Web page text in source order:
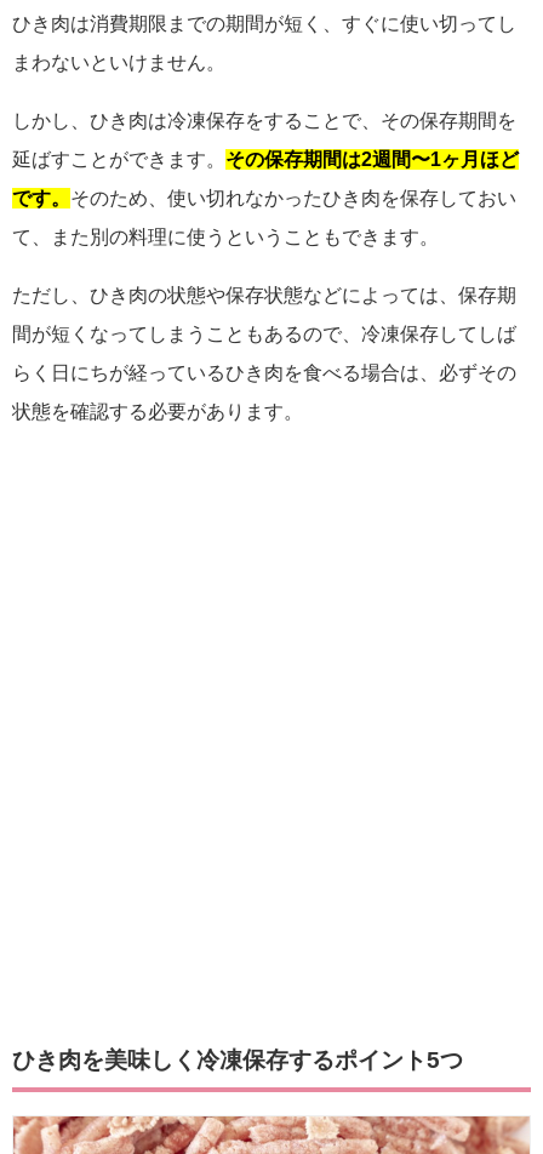
ひき肉は消費期限までの期間が短く、すぐに使い切ってし
まわないといけません。
しかし、ひき肉は冷凍保存をすることで、その保存期間を
延ばすことができます。 その保存期間は2週間〜1ヶ月ほど
です。 そのため、使い切れなかったひき肉を保存しておい
て、また別の料理に使うということもできます。
ただし、ひき肉の状態や保存状態などによっては、保存期
間が短くなってしまうこともあるので、冷凍保存してしば
らく日にちが経っているひき肉を食べる場合は、必ずその
状態を確認する必要があります。
ひき肉を美味しく冷凍保存するポイント5つ